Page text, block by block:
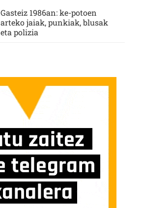
Gasteiz 1986an: ke-potoen
arteko jaiak, punkiak, blusak
eta polizia